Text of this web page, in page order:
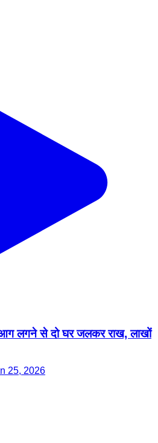
लगने से दो घर जलकर राख, लाखों
25, 2026